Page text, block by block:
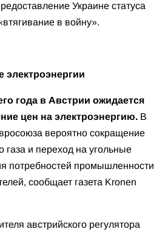
Украине статуса
в войну».
электроэнергии
года в Австрии ожидается
цен на электроэнергию. В
вероятно сокращение
газа и переход на угольные
потребностей промышленности
сообщает газета Kronen
австрийского регулятора